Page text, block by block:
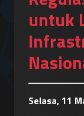
untuk
Selasa, 11